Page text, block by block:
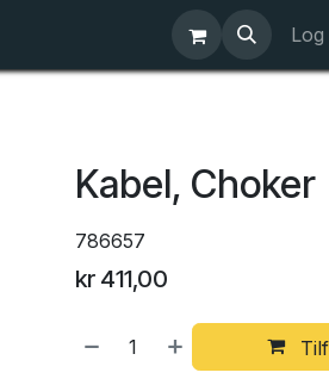
Log
Kabel, Choker
786657
kr 411,00